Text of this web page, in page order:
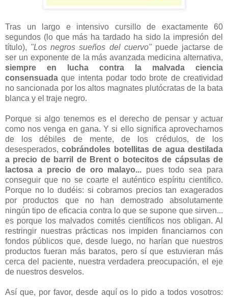
Tras un largo e intensivo cursillo de exactamente 60
segundos (lo que más ha tardado ha sido la impresión del
título), "Los negros sueños del cuervo"puede jactarse de
ser un exponente de la más avanzada medicina alternativa,
siempre en lucha contra la malvada ciencia
consensuada que intenta podar todo brote de creatividad
no sancionada por los altos magnates plutócratas de la bata
blanca y el traje negro.
Porque si algo tenemos es el derecho de pensar y actuar
como nos venga en gana. Y si ello significa aprovecharnos
de los débiles de mente, de los crédulos, de los
desesperados,cobrándoles botellitas de agua destilada
a precio de barril de Brent o botecitos de cápsulas de
lactosa a precio de oro malayo... pues todo sea para
conseguir que no se coarte el auténtico espíritu científico.
Porque no lo dudéis: si cobramos precios tan exagerados
por productos que no han demostrado absolutamente
ningún tipo de eficacia contra lo que se supone que sirven...
es porque los malvados comités científicos nos obligan. Al
restringir nuestras prácticas nos impiden financiarnos con
fondos públicos que, desde luego, no harían que nuestros
productos fueran más baratos, pero sí que estuvieran más
cerca del paciente, nuestra verdadera preocupación, el eje
de nuestros desvelos.
Así que, por favor, desde aquí os lo pido a todos vosotros: